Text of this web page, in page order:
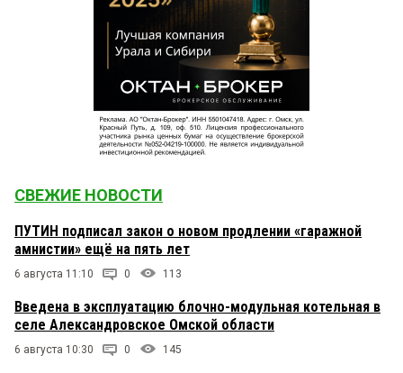
СВЕЖИЕ НОВОСТИ
ПУТИН подписал закон о новом продлении «гаражной
амнистии» ещё на пять лет
6 августа 11:10 0 113
Введена в эксплуатацию блочно-модульная котельная в
селе Александровское Омской области
6 августа 10:30 0 145